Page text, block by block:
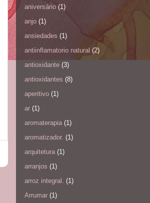
aniversário (1)
anjo (1)
ansiedades (1)
antiinflamatorio natural (2)
antioxidante (3)
antioxidantes (8)
aperitivo (1)
ar (1)
aromaterapia (1)
aromatizador. (1)
arquitetura (1)
arranjos (1)
arroz integral. (1)
Arrumar (1)